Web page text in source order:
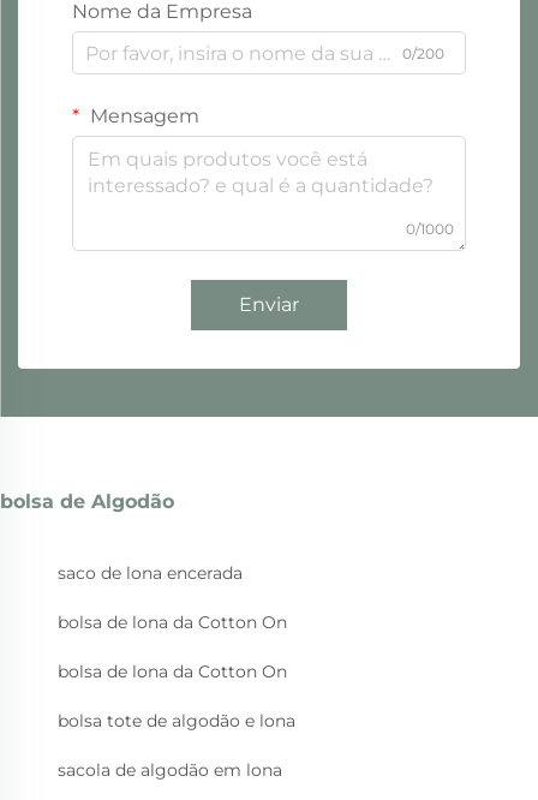
Nome da Empresa
0/200
Mensagem
0/1000
Enviar
bolsa de Algodão
saco de lona encerada
bolsa de lona da Cotton On
bolsa de lona da Cotton On
bolsa tote de algodão e lona
sacola de algodão em lona